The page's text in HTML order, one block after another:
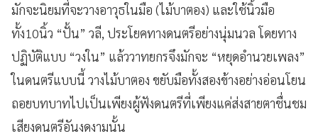
มักจะนิยมที่จะวางอาวุธในมือ (ไม้บาตอง) และใช้นิ้วมือ
ทั้ง10นิ้ว “ปั้น” วลี, ประโยคทางดนตรีอย่างนุ่มนวล โดยทาง
ปฏิบัติแบบ “วงใน” แล้ววาทยกรจึงมักจะ “หยุดอำนวยเพลง”
ในดนตรีแบบนี้ วางไม้บาตอง ขยับมือทั้งสองข้างอย่างอ่อนโยน
ถอยบทบาทไปเป็นเพียงผู้ฟังดนตรีที่เพียงแค่ส่งสายตาชื่นชม
เสียงดนตรีอันงดงามนั้น